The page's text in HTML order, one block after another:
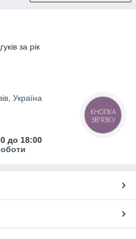
за рік
Україна
до 18:00
КНОПКА
ЗВ'ЯЗКУ